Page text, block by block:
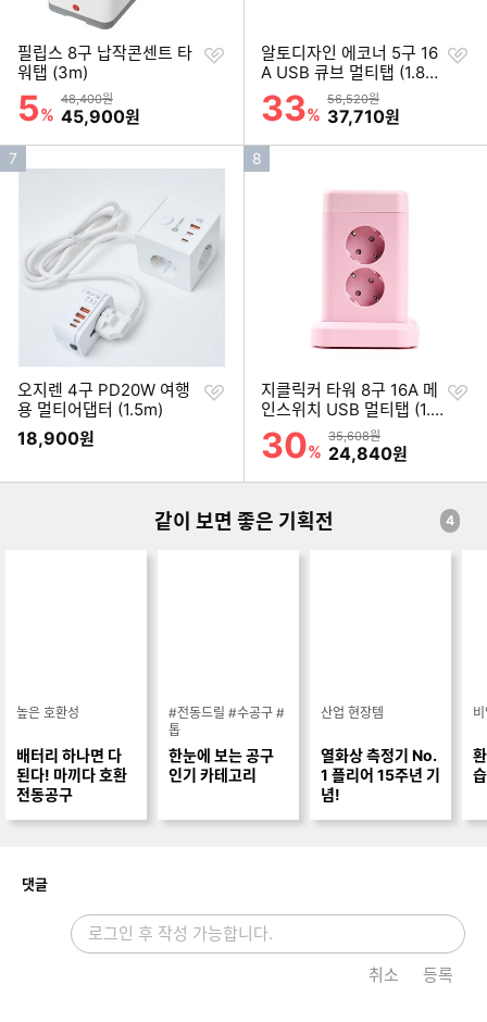
필립스 8구 납작콘센트 타
워탭 (3m)
할인률
5%
상품금액
48,400원
할인금액
45,900원
찜
알토디자인 에코너 5구 16
A USB 큐브 멀티탭 (1.8
m)
할인률
33%
상품금액
56,520원
할인금액
37,710원
찜
인
7
오지렌 4구 PD20W 여행
용 멀티어댑터 (1.5m)
18,900원
찜
인
8
지클릭커 타워 8구 16A 메
인스위치 USB 멀티탭 (1.8
m)
할인률
30%
상품금액
35,608원
할인금액
24,840원
찜
같이 보면 좋은 기획전 4
댓글개
취소 등록